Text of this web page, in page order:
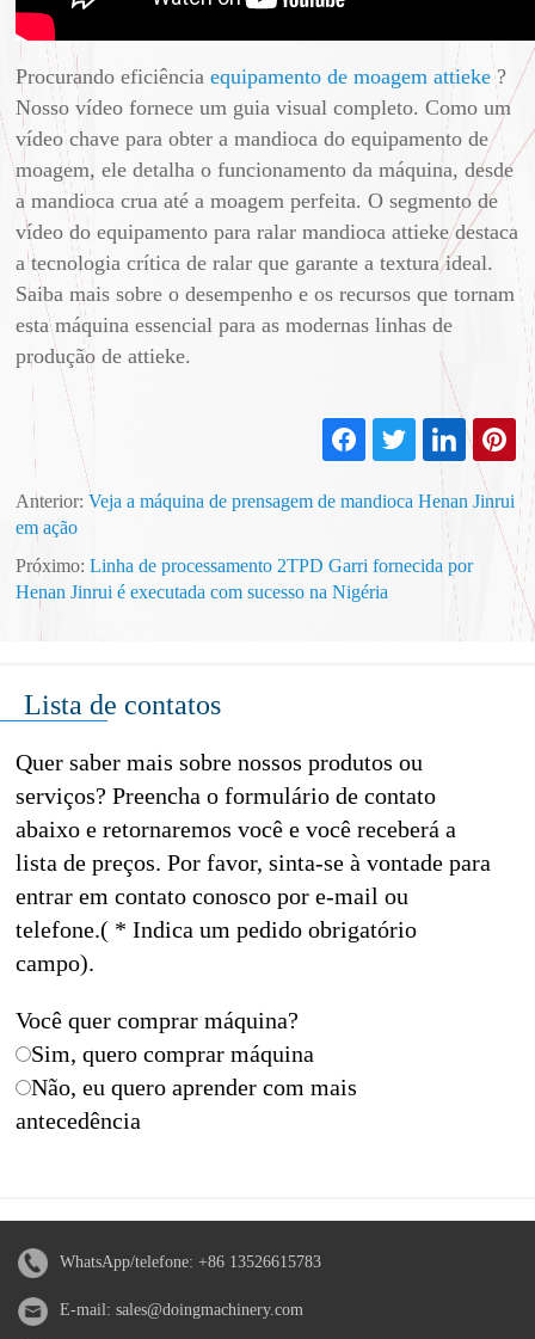
Procurando eficiência equipamento de moagem attieke?
Nosso vídeo fornece um guia visual completo. Como um
vídeo chave para obter a mandioca do equipamento de
moagem, ele detalha o funcionamento da máquina, desde
a mandioca crua até a moagem perfeita. O segmento de
vídeo do equipamento para ralar mandioca attieke destaca
a tecnologia crítica de ralar que garante a textura ideal.
Saiba mais sobre o desempenho e os recursos que tornam
esta máquina essencial para as modernas linhas de
produção de attieke.
Anterior:Veja a máquina de prensagem de mandioca Henan Jinrui
em ação
Próximo:Linha de processamento 2TPD Garri fornecida por
Henan Jinrui é executada com sucesso na Nigéria
Lista de contatos
Quer saber mais sobre nossos produtos ou
serviços? Preencha o formulário de contato
abaixo e retornaremos você e você receberá a
lista de preços. Por favor, sinta-se à vontade para
entrar em contato conosco por e-mail ou
telefone.( * Indica um pedido obrigatório
campo).
Você quer comprar máquina?
Sim, quero comprar máquina
Não, eu quero aprender com mais
antecedência
WhatsApp/telefone: +86 13526615783
E-mail: sales@doingmachinery.com